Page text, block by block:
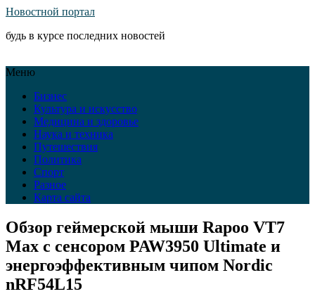
Новостной портал
будь в курсе последних новостей
Меню
Бизнес
Культура и искусство
Медицина и здоровье
Наука и техника
Путешествия
Политика
Спорт
Разное
Карта сайта
Обзор геймерской мыши Rapoo VT7
Max с сенсором PAW3950 Ultimate и
энергоэффективным чипом Nordic
nRF54L15